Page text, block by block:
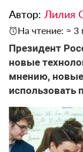
Автор: Лилия
На чтение: ≈ 3
Президент
новые
мнению, новые
использовать